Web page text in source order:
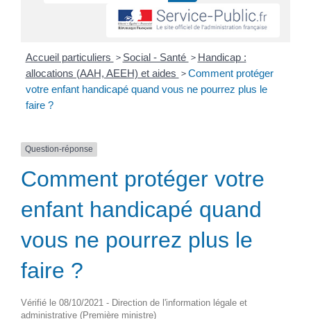
Accueil particuliers > Social - Santé > Handicap :
allocations (AAH, AEEH) et aides > Comment protéger
votre enfant handicapé quand vous ne pourrez plus le
faire ?
Question-réponse
Comment protéger votre
enfant handicapé quand
vous ne pourrez plus le
faire ?
Vérifié le 08/10/2021 - Direction de l'information légale et
administrative (Première ministre)